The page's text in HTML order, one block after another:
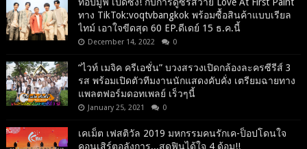
ทาง TikTok:voqtvbangkok พร้อมซื้อสินค้าแบบเรียล
ไทม์ เอาใจขีดสุด 60 EP.ดีเดย์ 15 ธ.ค.นี้
December 14, 2022 0
“ไวท์ เมจิค ครีเอชั่น” บวงสรวงเปิดกล้องละครซีรีส์ 3
รส พร้อมเปิดตัวทีมงานนักแสดงคับคั่ง เตรียมฉายทาง
แพลตฟอร์มดอทเพลย์ เร็วๆนี้
January 25, 2021 0
เคเม็ต เฟสติวัล 2019 มหกรรมคนรักเค-ป็อปโดนใจ
คอนเสิร์ตอลังการ...สุดฟินได้ใจ 4 ด้อม!!